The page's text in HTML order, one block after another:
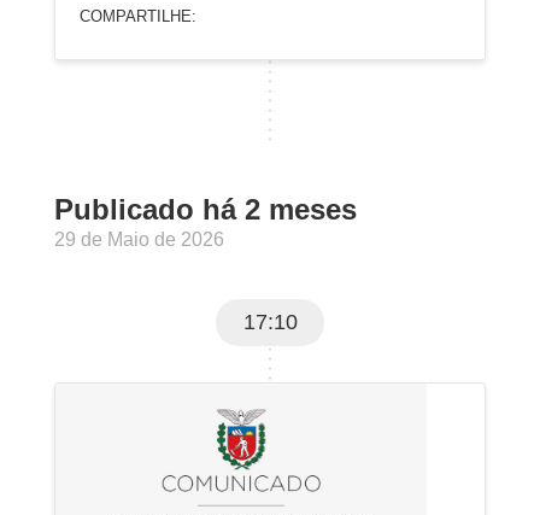
COMPARTILHE:
Publicado há 2 meses
29 de Maio de 2026
17:10